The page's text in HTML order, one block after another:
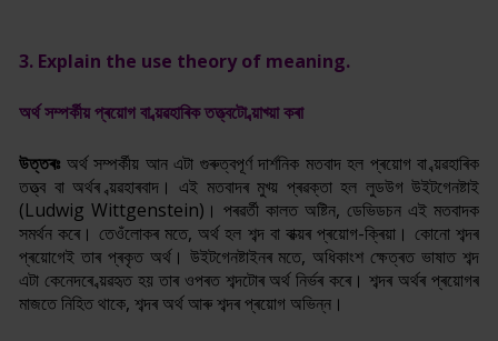
3. Explain the use theory of meaning.
অৰ্থ সম্পৰ্কীয় প্ৰয়োগ বা ব্য়ৱহাৰিক তত্ত্বটো ব্য়াখ্য়া কৰা
উত্তৰঃ অৰ্থ সম্পৰ্কীয় আন এটা গুৰুত্বপূৰ্ণ দাৰ্শনিক মতবাদ হল প্ৰয়োগ বা ব্য়ৱহাৰিক
তত্ত্ব বা অৰ্থৰ ব্য়ৱহাৰবাদ। এই মতবাদৰ মুখ্য় প্ৰৱক্তা হল লুডউগ উইটগেনষ্টাই
(Ludwig Wittgenstein)। পৰৱৰ্তী কালত অষ্টিন, ডেভিডচন এই মতবাদক
সমৰ্থন কৰে। তেওঁলোকৰ মতে, অৰ্থ হল শব্দ বা বাক্য়ৰ প্ৰয়োগ-ক্ৰিয়া। কোনো শব্দৰ
প্ৰয়োগেই তাৰ প্ৰকৃত অৰ্থ। উইটগেনষ্টাইনৰ মতে, অধিকাংশ ক্ষেত্ৰত ভাষাত শব্দ
এটা কেনেদৰে ব্য়ৱহৃত হয় তাৰ ওপৰত শব্দটোৰ অৰ্থ নিৰ্ভৰ কৰে। শব্দৰ অৰ্থৰ প্ৰয়োগৰ
মাজতে নিহিত থাকে, শব্দৰ অৰ্থ আৰু শব্দৰ প্ৰয়োগ অভিন্ন।